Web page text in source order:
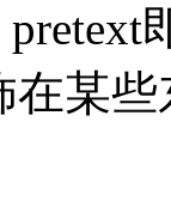
在某